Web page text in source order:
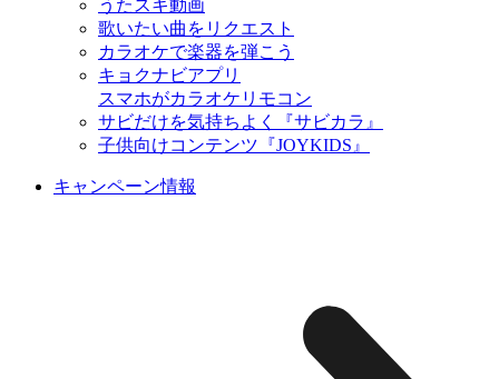
うたスキ動画
歌いたい曲をリクエスト
カラオケで楽器を弾こう
キョクナビアプリ
スマホがカラオケリモコン
サビだけを気持ちよく『サビカラ』
子供向けコンテンツ『JOYKIDS』
キャンペーン情報